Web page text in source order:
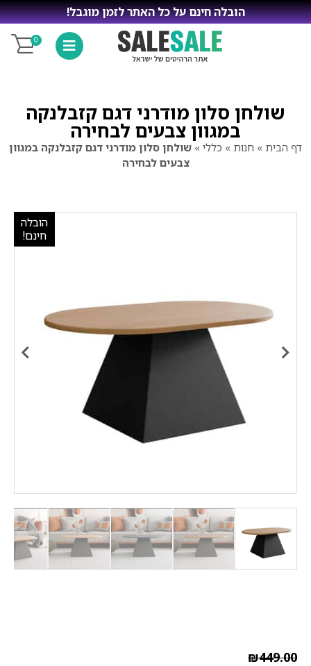
הובלה חינם על כל האתר לזמן מוגבל!
0
שולחן סלון מודרני דגם קזבלנקה
במגוון צבעים לבחירה
דף הבית » חנות » כללי » שולחן סלון מודרני דגם קזבלנקה במגוון
צבעים לבחירה
הובלה
חינם!
₪449.00